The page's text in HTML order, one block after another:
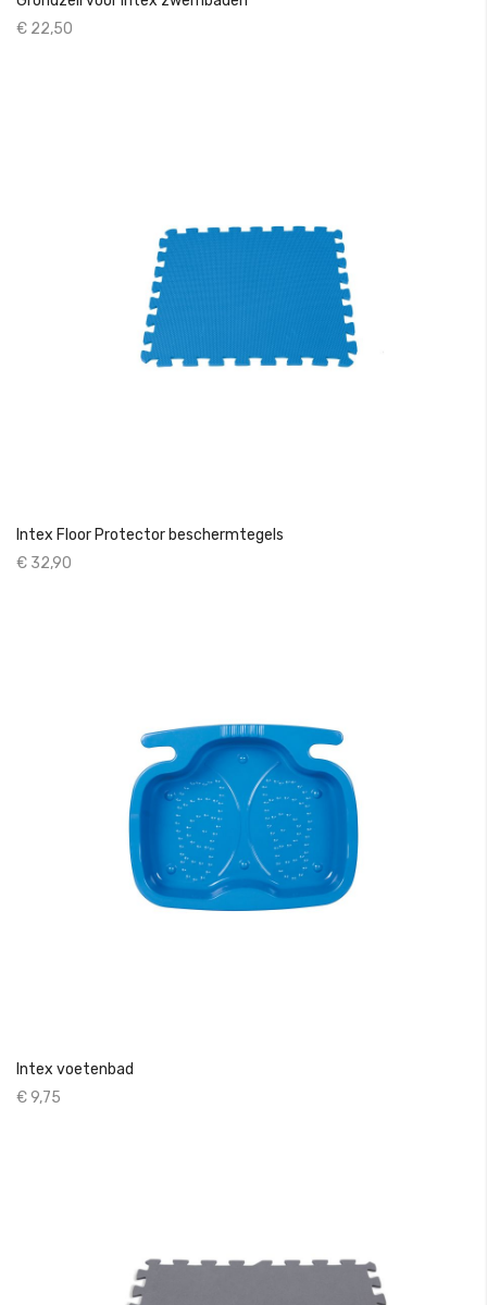
€ 22,50
Intex Floor Protector beschermtegels
€ 32,90
Intex voetenbad
€ 9,75